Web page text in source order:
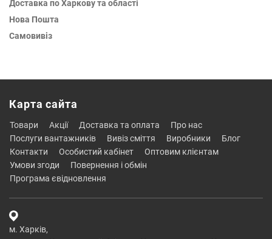
Доставка по Харкову та області
Нова Пошта
Самовивіз
Карта сайта
товари акції доставка та оплата
про нас
послуги вантажників
вивіз сміття виробники
блог
контакти
особистий кабінет
оптовим клієнтам
умови згоди
повернення і обмін
програма євідновлення
м. Харків,